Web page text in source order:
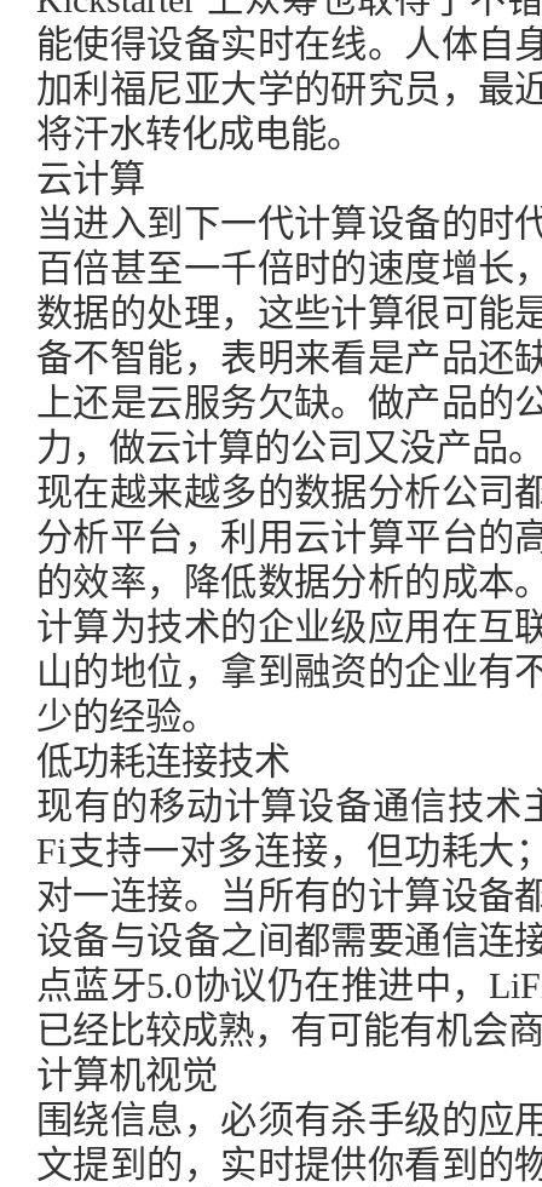
能使得设备实时在线。人体自
加利福尼亚大学的研究员，最
将汗水转化成电能。
云计算
当进入到下一代计算设备的时
百倍甚至一千倍时的速度增长
数据的处理，这些计算很可能
备不智能，表明来看是产品还
上还是云服务欠缺。做产品的
力，做云计算的公司又没产品
现在越来越多的数据分析公司
分析平台，利用云计算平台的
的效率，降低数据分析的成本
计算为技术的企业级应用在互
山的地位，拿到融资的企业有
少的经验。
低功耗连接技术
现有的移动计算设备通信技术
Fi支持一对多连接，但功耗大
对一连接。当所有的计算设备
设备与设备之间都需要通信连
点蓝牙5.0协议仍在推进中，
已经比较成熟，有可能有机会
计算机视觉
围绕信息，必须有杀手级的应
文提到的，实时提供你看到的